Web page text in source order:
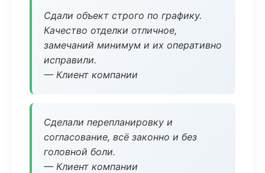
Сдали объект строго по графику.
Качество отделки отличное,
замечаний минимум и их оперативно
исправили.
— Клиент компании
Сделали перепланировку и
согласование, всё законно и без
головной боли.
— Клиент компании